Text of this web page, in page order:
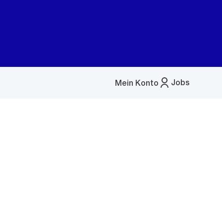
Jobs
Mein Konto
Menü